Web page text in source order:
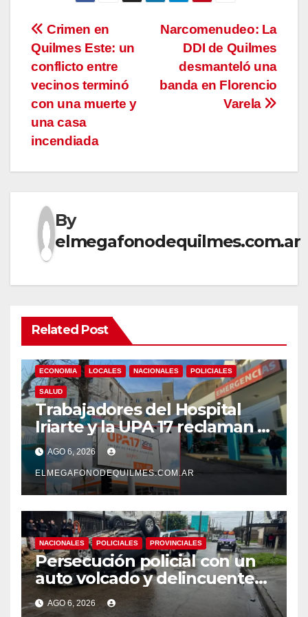
Navegación
de
entradas
Narcomenudeo: La
DDI de Quilmes
desmanteló una
banda en Florencio
Varela
Crimen en
Quilmes Este: un
conflicto entre
vecinos terminó
con una muerte y
una casa
incendiada
By
elmegafonodequilmes.com.ar
Related Post
ECONOMIA LOCALES NACIONALES POLICIALES
SALUD
Trabajadores del Hospital
Iriarte y la UPA 17 reclaman el
pase a planta de becarios y
mejoras laborales
AGO 6, 2026
ELMEGAFONODEQUILMES.COM.AR
NACIONALES POLICIALES PROVINCIALES
Persecución policial con un
auto volcado y delincuentes
detenidos en San Francisco
Solano
AGO 6, 2026